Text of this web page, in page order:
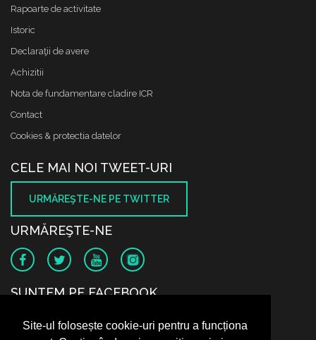
Site-ul folosește cookie-uri pentru a funcționa
Rapoarte de activitate
Istoric
Declaraţii de avere
Achizitii
Nota de fundamentare cladire ICR
Contact
Cookies & protectia datelor
CELE MAI NOI TWEET-URI
URMĂREŞTE-NE PE TWITTER
URMĂREŞTE-NE
SUNTEM PE FACEBOOK